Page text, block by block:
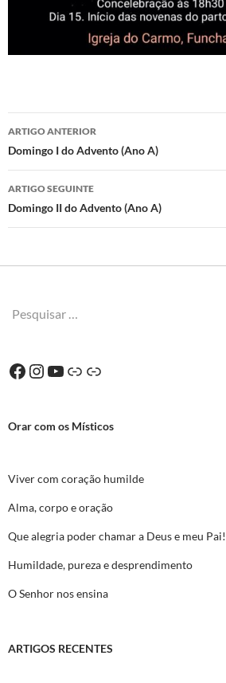
Navegação
de
artigos
ARTIGO ANTERIOR
Domingo I do Advento (Ano A)
ARTIGO SEGUINTE
Domingo II do Advento (Ano A)
Pesquisar
Facebook
Instagram
YouTube
Ligação
Ligação
Orar com os Místicos
Viver com coração humilde
Alma, corpo e oração
Que alegria poder chamar a Deus e meu Pai!
Humildade, pureza e desprendimento
O Senhor nos ensina
ARTIGOS RECENTES